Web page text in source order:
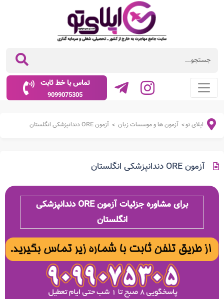
تماس با خط ثابت
9099075305
اپلای تو> آزمون ها و موسسات زبان > آزمون ORE دندانپزشکی انگلستان
آزمون ORE دندانپزشکی انگلستان
برای مشاوره جزئیات آزمون ORE دندانپزشکی
انگلستان